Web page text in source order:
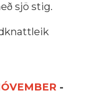
sjö stig.
-